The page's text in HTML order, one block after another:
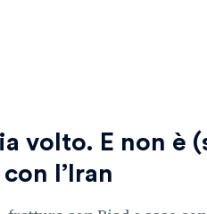
volto. E non è
l’Iran